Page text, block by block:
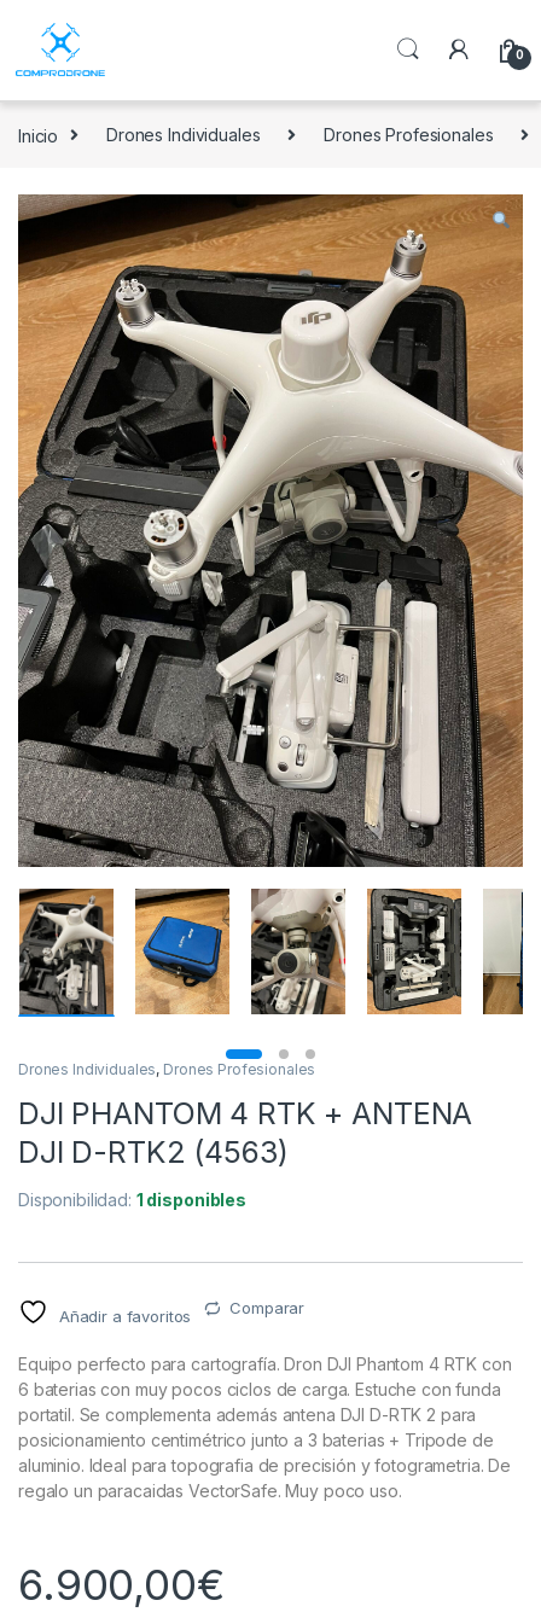
0
Inicio Drones Individuales Drones Profesionales
Drones Individuales, Drones Profesionales
DJI PHANTOM 4 RTK + ANTENA
DJI D-RTK2 (4563)
Disponibilidad: 1 disponibles
Añadir a favoritos Comparar
Equipo perfecto para cartografía. Dron DJI Phantom 4 RTK con
6 baterias con muy pocos ciclos de carga. Estuche con funda
portatil. Se complementa además antena DJI D-RTK 2 para
posicionamiento centimétrico junto a 3 baterias + Tripode de
aluminio. Ideal para topografia de precisión y fotogrametria. De
regalo un paracaidas VectorSafe. Muy poco uso.
6.900,00€